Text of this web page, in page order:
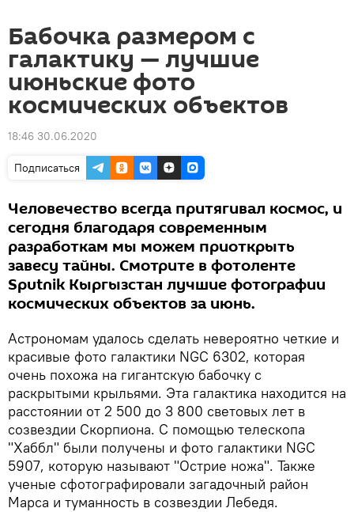
Бабочка размером с
галактику — лучшие
июньские фото
космических объектов
18:46 30.06.2020
Подписаться
Человечество всегда притягивал космос, и
сегодня благодаря современным
разработкам мы можем приоткрыть
завесу тайны. Смотрите в фотоленте
Sputnik Кыргызстан лучшие фотографии
космических объектов за июнь.
Астрономам удалось сделать невероятно четкие и
красивые фото галактики NGC 6302, которая
очень похожа на гигантскую бабочку с
раскрытыми крыльями. Эта галактика находится на
расстоянии от 2 500 до 3 800 световых лет в
созвездии Скорпиона. С помощью телескопа
"Хаббл" были получены и фото галактики NGC
5907, которую называют "Острие ножа". Также
ученые сфотографировали загадочный район
Марса и туманность в созвездии Лебедя.